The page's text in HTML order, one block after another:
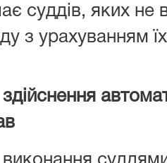
суддів, яких не
з урахуванням